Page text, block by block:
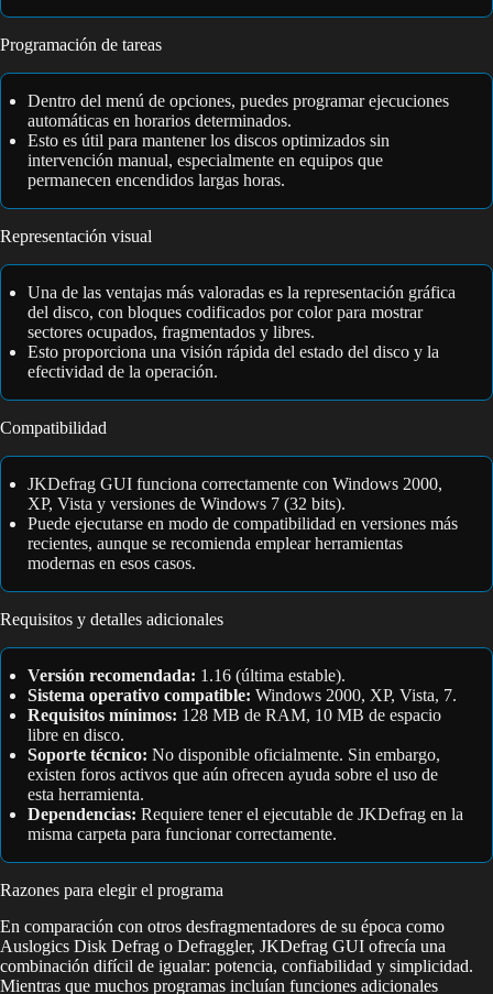
Programación de tareas
Dentro del menú de opciones, puedes programar ejecuciones
automáticas en horarios determinados.
Esto es útil para mantener los discos optimizados sin
intervención manual, especialmente en equipos que
permanecen encendidos largas horas.
Representación visual
Una de las ventajas más valoradas es la representación gráfica
del disco, con bloques codificados por color para mostrar
sectores ocupados, fragmentados y libres.
Esto proporciona una visión rápida del estado del disco y la
efectividad de la operación.
Compatibilidad
JKDefrag GUI funciona correctamente con Windows 2000,
XP, Vista y versiones de Windows 7 (32 bits).
Puede ejecutarse en modo de compatibilidad en versiones más
recientes, aunque se recomienda emplear herramientas
modernas en esos casos.
Requisitos y detalles adicionales
Versión recomendada: 1.16 (última estable).
Sistema operativo compatible: Windows 2000, XP, Vista, 7.
Requisitos mínimos: 128 MB de RAM, 10 MB de espacio
libre en disco.
Soporte técnico: No disponible oficialmente. Sin embargo,
existen foros activos que aún ofrecen ayuda sobre el uso de
esta herramienta.
Dependencias: Requiere tener el ejecutable de JKDefrag en la
misma carpeta para funcionar correctamente.
Razones para elegir el programa
En comparación con otros desfragmentadores de su época como
Auslogics Disk Defrag o Defraggler, JKDefrag GUI ofrecía una
combinación difícil de igualar: potencia, confiabilidad y simplicidad.
Mientras que muchos programas incluían funciones adicionales